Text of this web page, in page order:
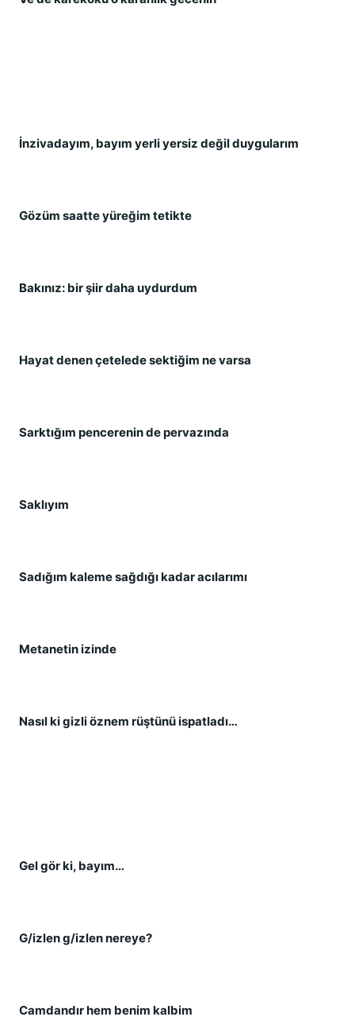
İnzivadayım, bayım yerli yersiz değil duygularım
Gözüm saatte yüreğim tetikte
Bakınız: bir şiir daha uydurdum
Hayat denen çetelede sektiğim ne varsa
Sarktığım pencerenin de pervazında
Saklıyım
Sadığım kaleme sağdığı kadar acılarımı
Metanetin izinde
Nasıl ki gizli öznem rüştünü ispatladı…
Gel gör ki, bayım…
G/izlen g/izlen nereye?
Camdandır hem benim kalbim